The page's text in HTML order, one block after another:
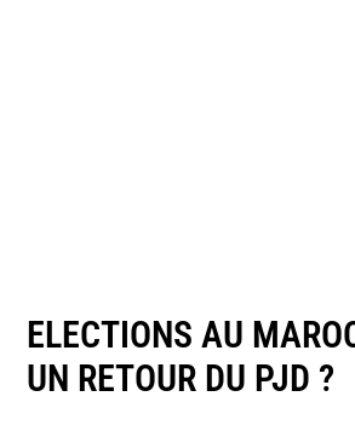
ELECTIONS AU
UN RETOUR DU PJD ?